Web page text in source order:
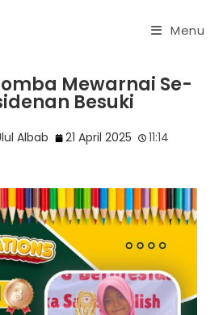
Menu
Mewarnai Se-
Besuki
Albab 21 April 2025 11:14